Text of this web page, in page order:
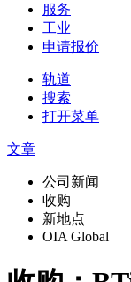
服务
工业
申请报价
轨道
搜索
打开菜单
文章
公司新闻
收购
新地点
OIA Global